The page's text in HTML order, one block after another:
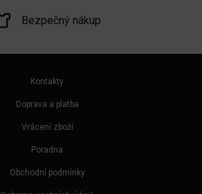
Bezpečný nákup
Kontakty
Doprava a platba
Vrácení zboží
Poradna
Obchodní podmínky